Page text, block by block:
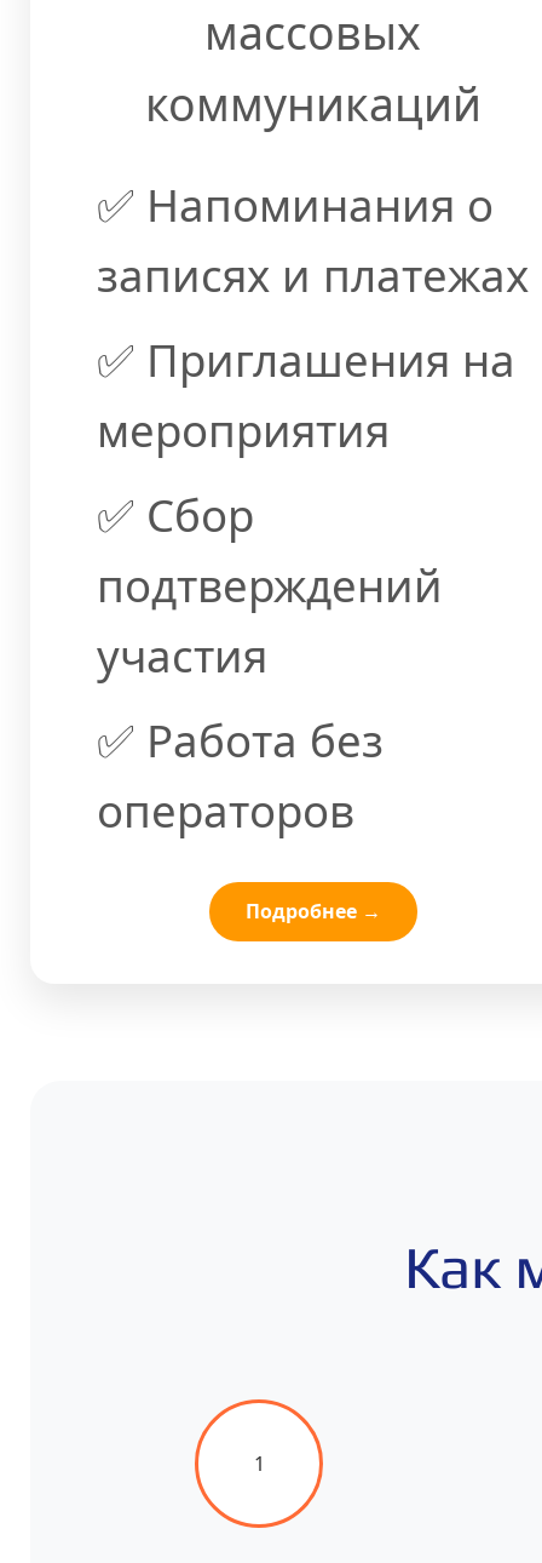
массовых
коммуникаций
✅ Напоминания о
записях и платежах
✅ Приглашения на
мероприятия
✅ Сбор
подтверждений
участия
✅ Работа без
операторов
Подробнее →
Как
1